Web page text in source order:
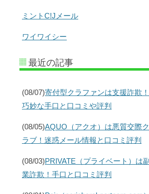
ミントC!Jメール
ワイワイシー
最近の記事
(08/07)寄付型クラファンは支援詐欺！
巧妙な手口と口コミや評判
(08/05)AQUO（アクオ）は悪質交際ク
ラブ！迷惑メール情報と口コミ評判
(08/03)PRIVATE（プライベート）は副
業詐欺！手口と口コミ評判